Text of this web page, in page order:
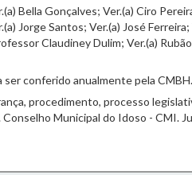
Bella Gonçalves; Ver.(a) Ciro
Jorge Santos; Ver.(a) José
Claudiney Dulim; Ver.(a)
conferido anualmente pela
procedimento, processo
Municipal do Idoso - CMI.